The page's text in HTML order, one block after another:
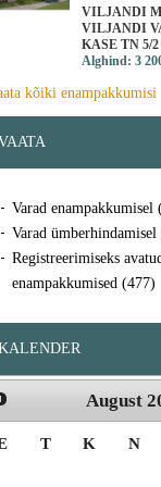
VILJANDI
VILJANDI
KASE TN 5/2
Alghind: 3
kõiki enampakkumisi
Varad enampakkumisel
Varad ümberhindamisel
Registreerimiseks
enampakkumised (477)
August
T K N